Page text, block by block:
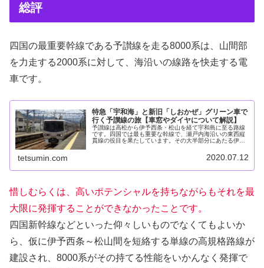
総評
四国の最重要幹線である予讃線を走る8000系は、山間部
を力走する2000系に対して、海沿いの線路を快走する電
車です。
特急「宇和海」と新旧「しおかぜ」グリーン車で
行く予讃線の旅【車窓やダイヤについて解説】
予讃線は高松から伊予西条・松山を経て宇和島に至る路線
です。四国では最も重要な幹線で、瀬戸内海沿いの東西縦
貫線の役目を果たしています。その大半部分にあたる伊予
tetsumin.com 2020.07.12
惜しむらくは、高いポテンシャルを持ちながらもそれを最
大限に発揮することができなかったことです。
四国新幹線などといった仰々しいものでなくてもよいか
ら、仮に伊予西条～松山間を短絡する単線の高規格路線が
建設され、8000系がその持てる性能をいかんなく発揮で